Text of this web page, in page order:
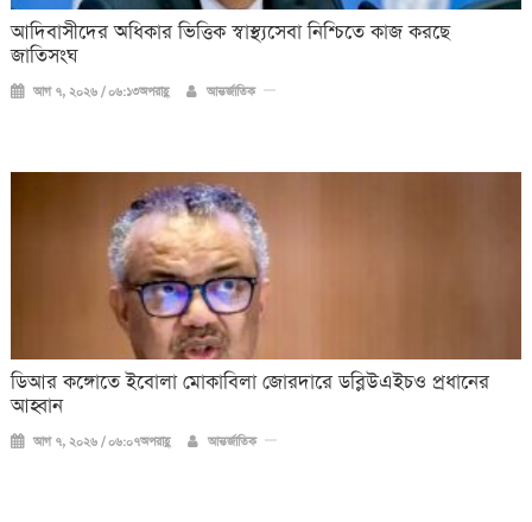
আদিবাসীদের অধিকার ভিত্তিক স্বাস্থ্যসেবা নিশ্চিতে কাজ করছে
জাতিসংঘ
আগ ৭, ২০২৬ / ০৬:১৩অপরাহ্ণ আন্তর্জাতিক
ডিআর কঙ্গোতে ইবোলা মোকাবিলা জোরদারে ডব্লিউএইচও প্রধানের
আহ্বান
আগ ৭, ২০২৬ / ০৬:০৭অপরাহ্ণ আন্তর্জাতিক